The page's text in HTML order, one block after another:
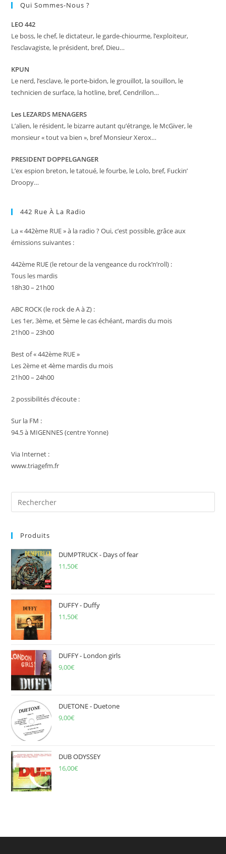
Qui Sommes-Nous ?
LEO 442
Le boss, le chef, le dictateur, le garde-chiourme, l’exploiteur,
l’esclavagiste, le président, bref, Dieu…
KPUN
Le nerd, l’esclave, le porte-bidon, le grouillot, la souillon, le
technicien de surface, la hotline, bref, Cendrillon…
Les LEZARDS MENAGERS
L’alien, le résident, le bizarre autant qu’étrange, le McGiver, le
monsieur « tout va bien », bref Monsieur Xerox…
PRESIDENT DOPPELGANGER
L’ex espion breton, le tatoué, le fourbe, le Lolo, bref, Fuckin’
Droopy…
442 Rue À La Radio
La « 442ème RUE » à la radio ? Oui, c’est possible, grâce aux
émissions suivantes :
442ème RUE (le retour de la vengeance du rock’n’roll) :
Tous les mardis
18h30 – 21h00
ABC ROCK (le rock de A à Z) :
Les 1er, 3ème, et 5ème le cas échéant, mardis du mois
21h00 – 23h00
Best of « 442ème RUE »
Les 2ème et 4ème mardis du mois
21h00 – 24h00
2 possibilités d’écoute :
Sur la FM :
94.5 à MIGENNES (centre Yonne)
Via Internet :
www.triagefm.fr
Produits
DUMPTRUCK - Days of fear
11,50€
DUFFY - Duffy
11,50€
DUFFY - London girls
9,00€
DUETONE - Duetone
9,00€
DUB ODYSSEY
16,00€